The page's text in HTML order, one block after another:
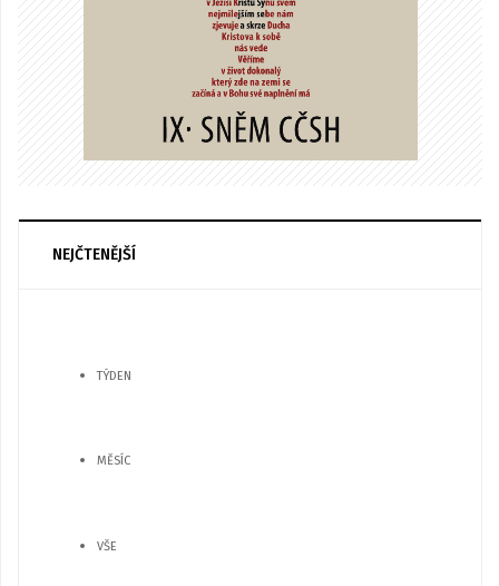
NEJČTENĚJŠÍ
TÝDEN
MĚSÍC
VŠE